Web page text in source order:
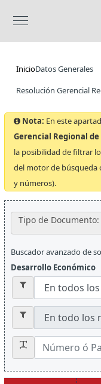
InicioDatos Generales
Resolución Gerencial
Nota: En este
Gerencial Regional
la posibilidad de filtrar
del motor de búsqueda
y números).
Tipo de Documento:
Buscador avanzado de
Desarrollo Económico